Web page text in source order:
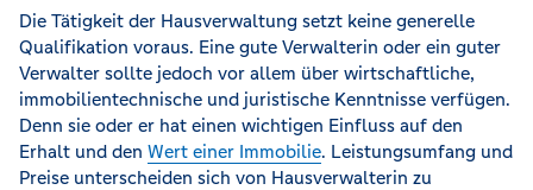
Die Tätigkeit der Hausverwaltung setzt keine generelle
Qualifikation voraus. Eine gute Verwalterin oder ein guter
Verwalter sollte jedoch vor allem über wirtschaftliche,
immobilientechnische und juristische Kenntnisse verfügen.
Denn sie oder er hat einen wichtigen Einfluss auf den
Erhalt und den Wert einer Immobilie. Leistungsumfang und
Preise unterscheiden sich von Hausverwalterin zu